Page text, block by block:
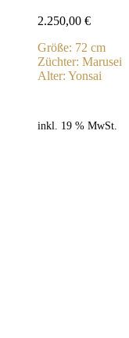
2.250,00 €
Größe: 72 cm
Züchter: Marusei
Alter: Yonsai
inkl. 19 % MwSt.